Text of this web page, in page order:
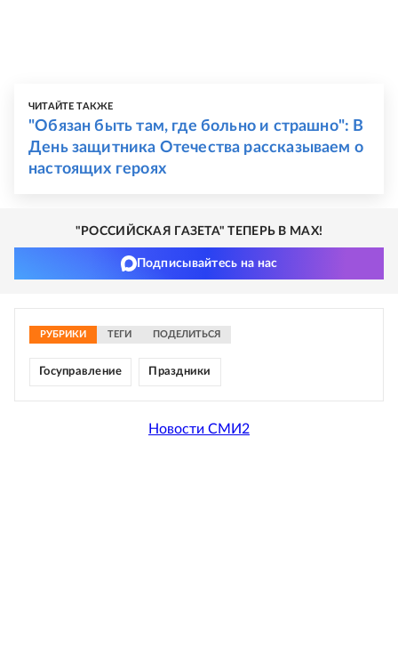
ЧИТАЙТЕ ТАКЖЕ
"Обязан быть там, где больно и страшно": В
День защитника Отечества рассказываем о
настоящих героях
"РОССИЙСКАЯ ГАЗЕТА" ТЕПЕРЬ В MAX!
Подписывайтесь на нас
РУБРИКИ ТЕГИ ПОДЕЛИТЬСЯ
Госуправление Праздники
Новости СМИ2